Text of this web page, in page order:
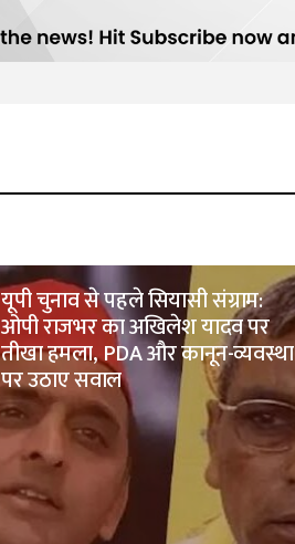
यूपी चुनाव से पहले सियासी संग्राम:
ओपी राजभर का अखिलेश यादव पर
तीखा हमला, PDA और कानून-व्यवस्था
पर उठाए सवाल